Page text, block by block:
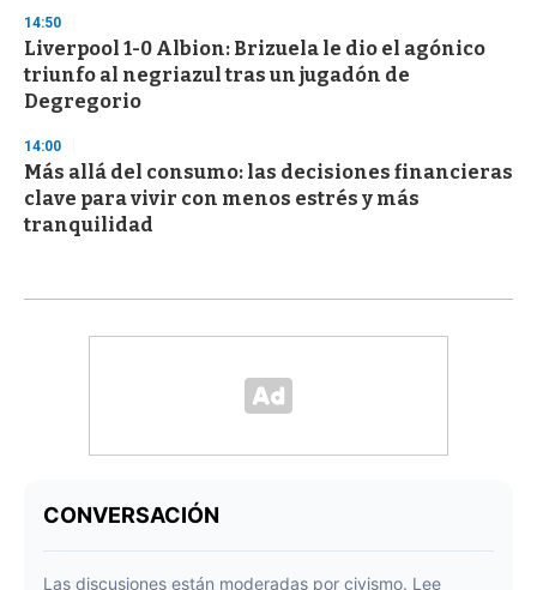
14:50
Liverpool 1-0 Albion: Brizuela le dio el agónico
triunfo al negriazul tras un jugadón de
Degregorio
14:00
Más allá del consumo: las decisiones financieras
clave para vivir con menos estrés y más
tranquilidad